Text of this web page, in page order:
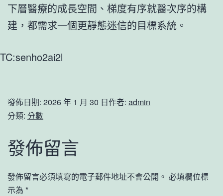
下層醫療的成長空間、梯度有序就醫次序的構
建，都需求一個更靜態迷信的目標系統。
TC:senho2ai2l
發佈日期: 2026 年 1 月 30 日作者: admin
分類: 分數
發佈留言
發佈留言必須填寫的電子郵件地址不會公開。 必填欄位標
示為 *